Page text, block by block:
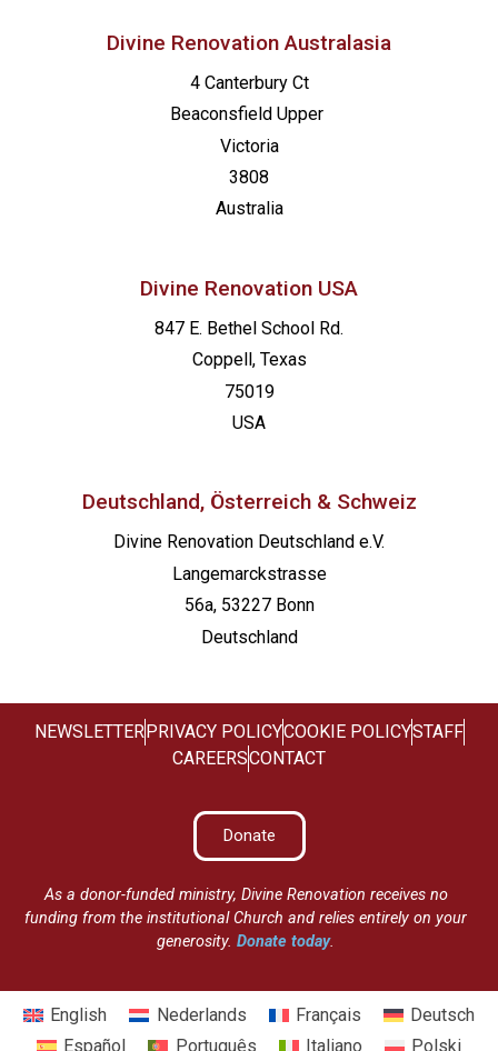
Divine Renovation Australasia
4 Canterbury Ct
Beaconsfield Upper
Victoria
3808
Australia
Divine Renovation USA
847 E. Bethel School Rd.
Coppell, Texas
75019
USA
Deutschland, Österreich & Schweiz
Divine Renovation Deutschland e.V.
Langemarckstrasse
56a, 53227 Bonn
Deutschland
NEWSLETTER PRIVACY POLICYCOOKIE POLICYSTAFF
CAREERSCONTACT
Donate
As a donor-funded ministry, Divine Renovation receives no
funding from the institutional Church and relies entirely on your
generosity.Donate today.
English Nederlands Français
Deutsch
Español
Português Italiano Polski